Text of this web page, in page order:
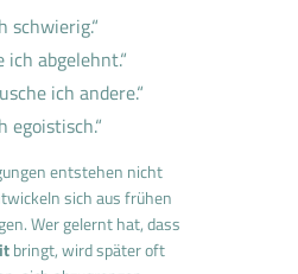
schwierig.“
ich abgelehnt.“
ich andere.“
egoistisch.“
entstehen nicht
sich aus frühen
Wer gelernt hat, dass
bringt, wird später oft